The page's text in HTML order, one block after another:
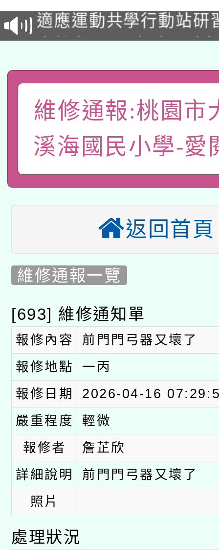
甄選結果公告(無人報
適應運動共學行動站研
本館辦理115年度閱讀
暨閱讀推動專業研習
A3數位素養講師名單
「數位內容與教學軟體
pilot」
有關大陸委員會函釋公
轉知經濟部水利署委託
業技術研究院辦理「
用水績優單位及節水達
115年8月22日(星期六)
桃園市孔廟祈福系列
開 智慧啟航」
本校115學年度第2次
甄選結果公告(無人報
本館辦理115年度閱讀
暨閱讀推動專業研習
科技賦能─人工智慧
礎課程
A3數位素養講師名單
「數位內容與教學軟體
pilot」
有關大陸委員會函釋公
薪期間赴陸應申請許可
轉知經濟部水利署委託
業技術研究院辦理「
用水績優單位及節水達
動」
115年8月22日(星期六)
桃園市孔廟祈福系列
開 智慧啟航」
2026年桃園地景藝術
維修通報:桃園市
溪海國民小學-愛
返回首頁
維修通報一覽
[693] 維修通知單
報修內容
前門門弓器又壞了
報修地點
一丙
報修日期
2026-04-16
嚴重程度
輕微
報修者
詹芷欣
詳細說明
前門門弓器又壞了
照片
處理狀況